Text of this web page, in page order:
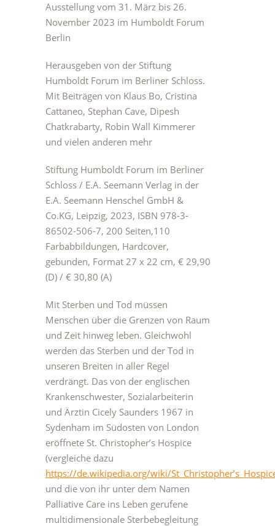
Ausstellung vom 31. März bis 26.
November 2023 im Humboldt Forum
Berlin
Herausgeben von der Stiftung
Humboldt Forum im Berliner Schloss.
Mit Beiträgen von Klaus Bo, Cristina
Cattaneo, Stephan Cave, Dipesh
Chatkrabarty, Robin Wall Kimmerer
und vielen anderen mehr
Stiftung Humboldt Forum im Berliner
Schloss / E.A. Seemann Verlag in der
E.A. Seemann Henschel GmbH &
Co.KG, Leipzig, 2023, ISBN 978-3-
86502-506-7, 200 Seiten,110
Farbabbildungen, Hardcover,
gebunden, Format 27 x 22 cm, € 29,90
(D) / € 30,80 (A)
Mit Sterben und Tod müssen
Menschen über die Grenzen von Raum
und Zeit hinweg leben. Gleichwohl
werden das Sterben und der Tod in
unseren Breiten in aller Regel
verdrängt. Das von der englischen
Krankenschwester, Sozialarbeiterin
und Ärztin Cicely Saunders 1967 in
Sydenham im Südosten von London
eröffnete St. Christopher’s Hospice
(vergleiche dazu
https://de.wikipedia.org/wiki/
und die von ihr unter dem Namen
Palliative Care ins Leben gerufene
multidimensionale Sterbebegleitung